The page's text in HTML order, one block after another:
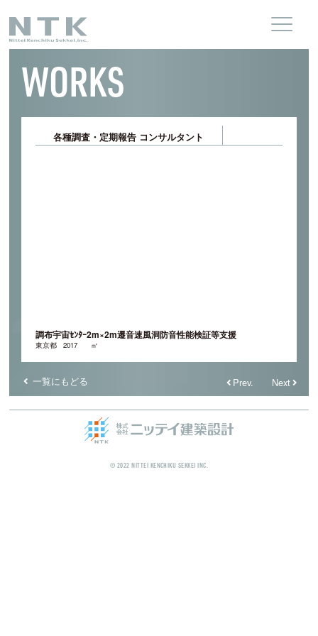
WORKS
各種調査・定期報告 コンサルタント
調布宇宙ｾﾝﾀｰ2m×2m遷音速風洞防音性能検証等支援
東京都 2017 ㎡
一覧にもどる Prev. Next
© 2022 NITTEI KENCHIKU SEKKEI INC.